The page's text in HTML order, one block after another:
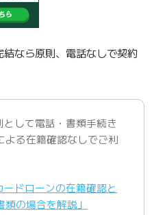
結なら原則、電話なしで契約
して電話・書類手続き
よる在籍確認なしでご利
ドローンの在籍確認と
の場合を解説」